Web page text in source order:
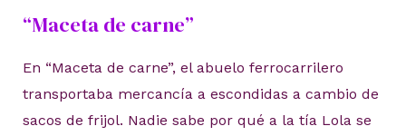
“Maceta de carne”
En “Maceta de carne”, el abuelo ferrocarrilero
transportaba mercancía a escondidas a cambio de
sacos de frijol. Nadie sabe por qué a la tía Lola se